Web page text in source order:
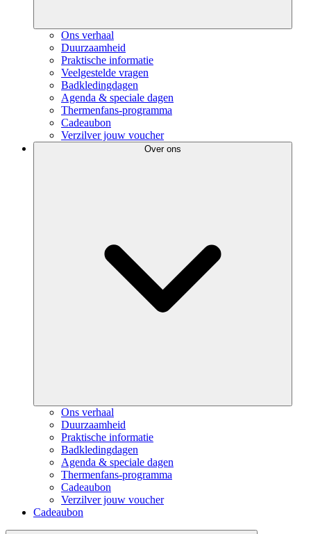
Ons verhaal
Duurzaamheid
Praktische informatie
Veelgestelde vragen
Badkledingdagen
Agenda & speciale dagen
Thermenfans-programma
Cadeaubon
Verzilver jouw voucher
Over ons
Ons verhaal
Duurzaamheid
Praktische informatie
Badkledingdagen
Agenda & speciale dagen
Thermenfans-programma
Cadeaubon
Verzilver jouw voucher
Cadeaubon